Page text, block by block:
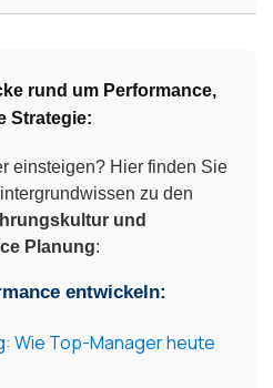
rund um Performance,
Strategie:
einsteigen? Hier finden Sie
zu den
und
Planung:
entwickeln:
Wie Top-Manager heute